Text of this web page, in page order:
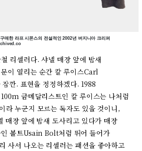
매한 라프 시몬스의 전설적인 2002년 버지니아 크리퍼
리셀러다. 샤넬 매장 앞에 밤새
이 열리는 순간 칼 루이스Carl
깐. 표현을 정정하겠다. 1988
금메달리스트인 칼 루이스는 나처럼
라 누군지 모르는 독자도 있을 것이니,
매장 앞에 밤새 도사리고 있다가 매장
볼트Usain Bolt처럼 뛰어 들어가
사서 나오는 리셀러는 패션을 좋아하고